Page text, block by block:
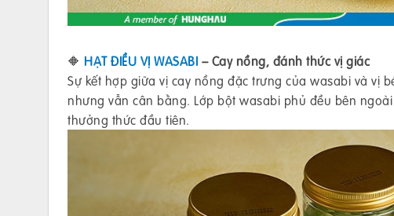
🔶 HẠT ĐIỀU VỊ WASABI – Cay nồng, đánh thức vị giác
Sự kết hợp giữa vị cay nồng đặc trưng của wasabi và vị
nhưng vẫn cân bằng. Lớp bột wasabi phủ đều bên
thưởng thức đầu tiên.